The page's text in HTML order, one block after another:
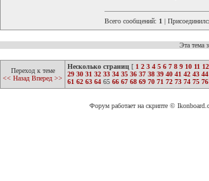
Всего сообщений: 1 |
Эта тема
Переход к теме
<< Назад Вперед >>
Несколько страниц [ 1 2 3 4 5 6 7 8 9 10 11 12
29 30 31 32 33 34 35 36 37 38 39 40 41 42 43 44
61 62 63 64 65 66 67 68 69 70 71 72 73 74 75 76
Форум работает на скрипте ©